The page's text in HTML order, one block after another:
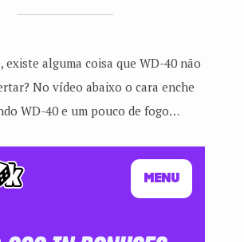
existe alguma coisa que WD-40 não
No vídeo abaixo o cara enche
WD-40 e um pouco de fogo…